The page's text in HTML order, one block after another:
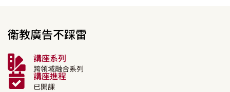
衛教廣告不踩雷
講座系列
跨領域融合系列
講座進程
已開課